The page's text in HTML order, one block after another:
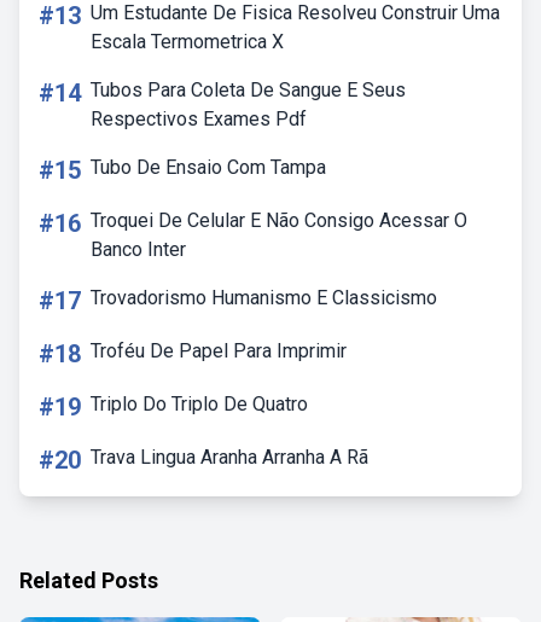
#13 Um Estudante De Fisica Resolveu Construir Uma
Escala Termometrica X
#14 Tubos Para Coleta De Sangue E Seus
Respectivos Exames Pdf
#15 Tubo De Ensaio Com Tampa
#16 Troquei De Celular E Não Consigo Acessar O
Banco Inter
#17 Trovadorismo Humanismo E Classicismo
#18 Troféu De Papel Para Imprimir
#19 Triplo Do Triplo De Quatro
#20 Trava Lingua Aranha Arranha A Rã
Related Posts